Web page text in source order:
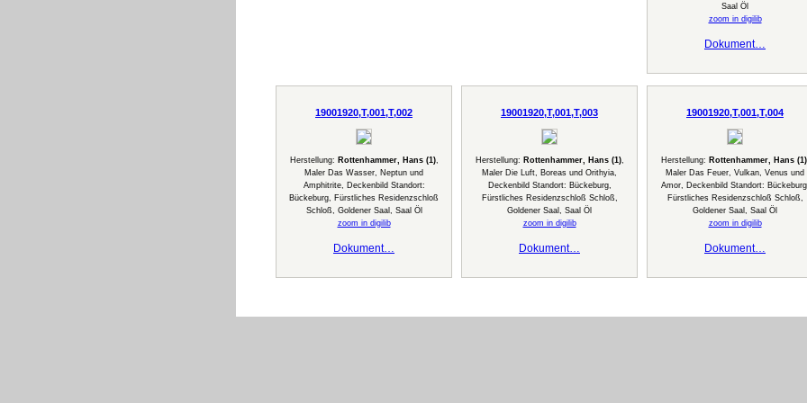
Saal Öl
zoom in digilib
Dokument…
19001920,T,001,T,002
Herstellung: Rottenhammer, Hans (1),
Maler Das Wasser, Neptun und
Amphitrite, Deckenbild Standort:
Bückeburg, Fürstliches Residenzschloß
Schloß, Goldener Saal, Saal Öl
zoom in digilib
Dokument…
19001920,T,001,T,003
Herstellung: Rottenhammer, Hans (1),
Maler Die Luft, Boreas und Orithyia,
Deckenbild Standort: Bückeburg,
Fürstliches Residenzschloß Schloß,
Goldener Saal, Saal Öl
zoom in digilib
Dokument…
19001920,T,001,T,004
Herstellung: Rottenhammer, Hans (1)
Maler Das Feuer, Vulkan, Venus und
Amor, Deckenbild Standort:
Fürstliches Residenzschloß Schloß,
Goldener Saal, Saal Öl
zoom in digilib
Dokument…